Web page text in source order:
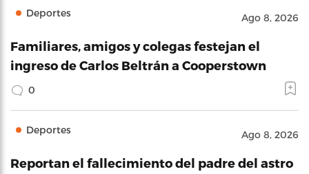
Deportes Ago 8, 2026
Familiares, amigos y colegas festejan el
ingreso de Carlos Beltrán a Cooperstown
0
Deportes Ago 8, 2026
Reportan el fallecimiento del padre del astro